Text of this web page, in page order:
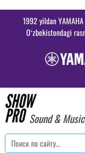
1992 yildan
Oʻzbekistondagi
Sound &